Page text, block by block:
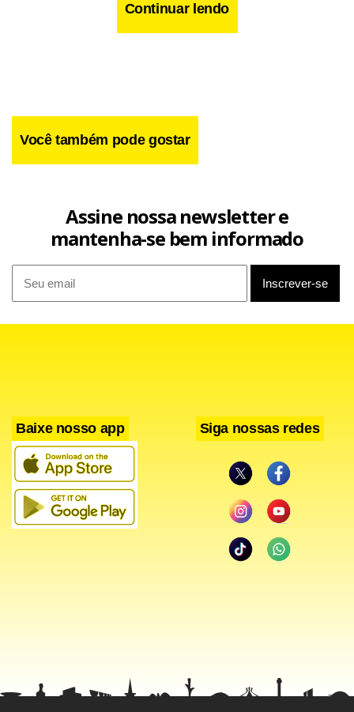
Lavrov se reuniu com o secretário de Estado dos EUA, John
a reunião, publicados nesta quinta-feira no site do
Ministério de Relações Exteriores russo, Lavrov disse que
Ativistas da oposição síria disseram que os bombardeios
russo mataram civis. Por outro lado, Lavrov disse “não ter
conhecimento de tais informações”.
“Estamos zelando para que estes ataques sejam altamente
Continuar lendo
Você também pode gostar
Assine nossa newsletter e
mantenha-se bem informado
Baixe nosso app Siga nossas redes